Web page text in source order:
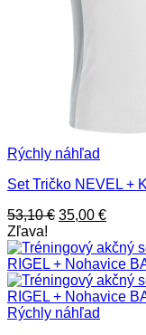
Rýchly náhľad
Set Tričko NEVEL +
53,10€ Pôvodná
bola:
53,10 €.
35,00 €
je:
35,00
Zľava!
Rýchly náhľad